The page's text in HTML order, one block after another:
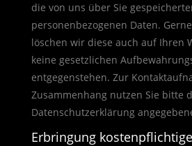
die von uns über Sie
personenbezogenen Daten.
löschen wir diese auch auf Ihren
keine gesetzlichen
entgegenstehen. Zur
Zusammenhang nutzen Sie bitte
Datenschutzerklärung
Erbringung